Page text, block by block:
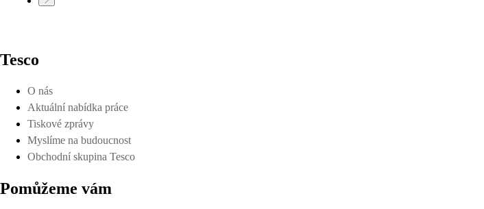
Tesco
O nás
Aktuální nabídka práce
Tiskové zprávy
Myslíme na budoucnost
Obchodní skupina Tesco
Pomůžeme vám